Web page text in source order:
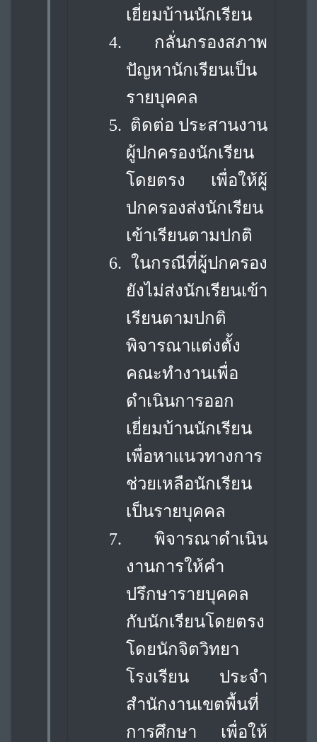
เยี่ยมบ้านนักเรียน
4.
กลั่นกรองสภาพ
ปัญหานักเรียนเป็น
รายบุคคล
5. ติดต่อ ประสานงาน
ผู้ปกครองนักเรียน
โดยตรง เพื่อให้ผู้
ปกครองส่งนักเรียน
เข้าเรียนตามปกติ
6. ในกรณีที่ผู้ปกครอง
ยังไม่ส่งนักเรียนเข้า
เรียนตามปกติ
พิจารณาแต่งตั้ง
คณะทำงานเพื่อ
ดำเนินการออก
เยี่ยมบ้านนักเรียน
เพื่อหาแนวทางการ
ช่วยเหลือนักเรียน
เป็นรายบุคคล
7.
พิจารณาดำเนิน
งานการให้คำ
ปรึกษารายบุคคล
กับนักเรียนโดยตรง
โดยนักจิตวิทยา
โรงเรียน ประจำ
สำนักงานเขตพื้นที่
การศึกษา เพื่อให้